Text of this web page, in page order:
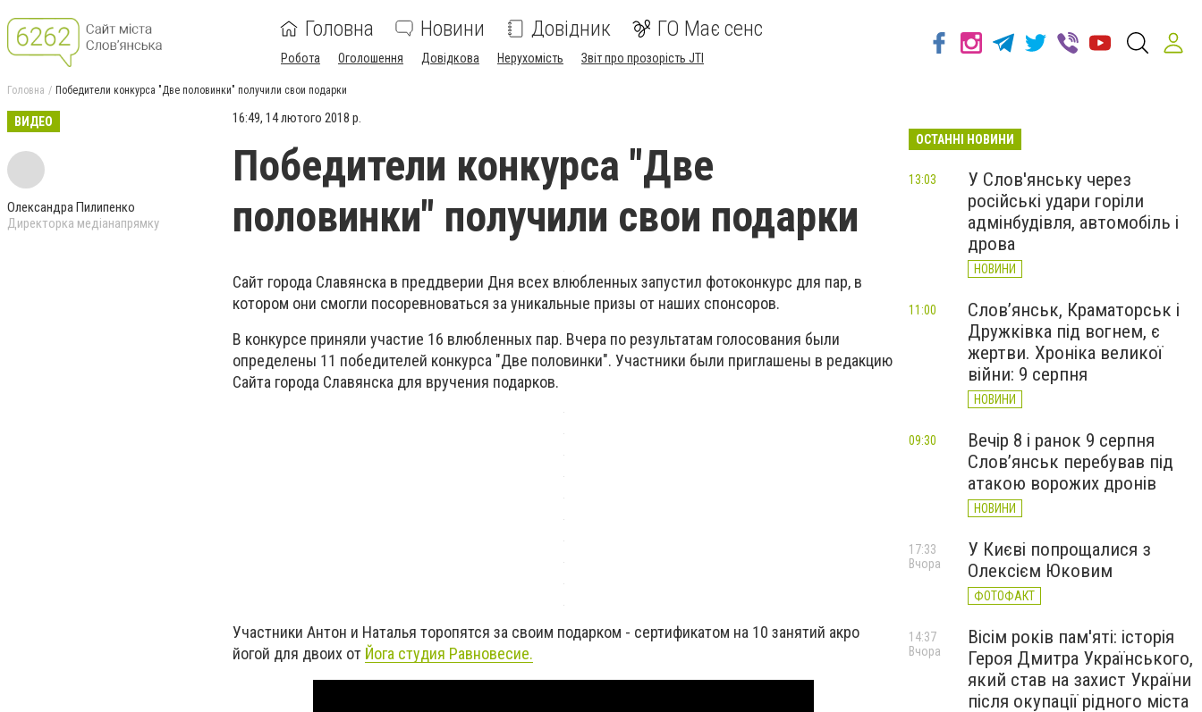
Головна Новини Довідник ГО Має сенс
Робота Оголошення Довідкова Нерухомість Звіт про прозорість JTI
Головна Победители конкурса "Две половинки" получили свои подарки
ВИДЕО
Олександра Пилипенко
Директорка медіанапрямку
16:49, 14 лютого 2018 р.
Победители конкурса "Две
половинки" получили свои подарки
Сайт города Славянска в преддверии Дня всех влюбленных запустил фотоконкурс для пар, в
котором они смогли посоревноваться за уникальные призы от наших спонсоров.
В конкурсе приняли участие 16 влюбленных пар. Вчера по результатам голосования были
определены 11 победителей конкурса "Две половинки". Участники были приглашены в редакцию
Сайта города Славянска для вручения подарков.
Участники Антон и Наталья торопятся за своим подарком - сертификатом на 10 занятий акро
йогой для двоих от Йога студия Равновесие.
ОСТАННІ НОВИНИ
У Слов'янську через
російські удари горіли
адмінбудівля, автомобіль і
дрова
НОВИНИ
13:03
Слов’янськ, Краматорськ і
Дружківка під вогнем, є
жертви. Хроніка великої
війни: 9 серпня
НОВИНИ
11:00
Вечір 8 і ранок 9 серпня
Слов’янськ перебував під
атакою ворожих дронів
НОВИНИ
09:30
У Києві попрощалися з
Олексієм Юковим
ФОТОФАКТ
17:33
Вчора
Вісім років пам'яті: історія
Героя Дмитра Українського,
який став на захист України
після окупації рідного міста
14:37
Вчора